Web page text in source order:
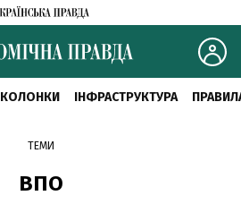
КОЛОНКИ ІНФРАСТРУКТУРА
ТЕМИ
ВПО